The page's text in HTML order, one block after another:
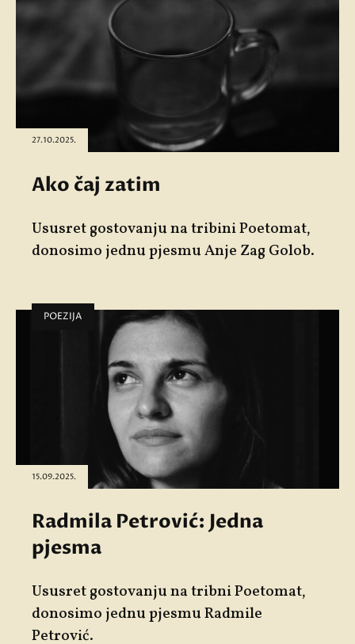
27.10.2025.
Ako čaj zatim
Ususret gostovanju na tribiniPoetomat,
donosimo jednu pjesmuAnje Zag Golob.
POEZIJA
15.09.2025.
Radmila Petrović: Jedna
pjesma
Ususret gostovanju na tribniPoetomat,
donosimo jednu pjesmuRadmile
Petrović.